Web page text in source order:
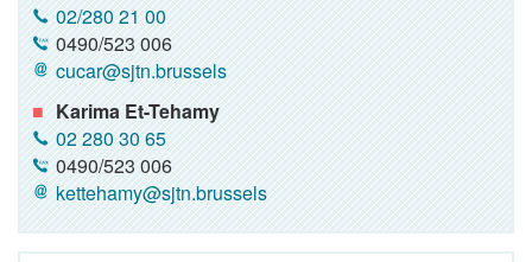
02/280 21 00
0490/523 006
cucar@sjtn.brussels
Karima Et-Tehamy
02 280 30 65
0490/523 006
kettehamy@sjtn.brussels